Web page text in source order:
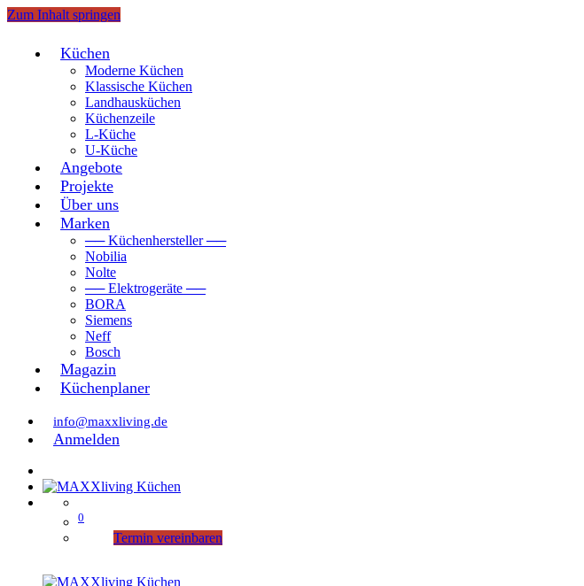
Zum Inhalt springen
Küchen
Moderne Küchen
Klassische Küchen
Landhausküchen
Küchenzeile
L-Küche
U-Küche
Angebote
Projekte
Über uns
Marken
── Küchenhersteller ──
Nobilia
Nolte
── Elektrogeräte ──
BORA
Siemens
Neff
Bosch
Magazin
Küchenplaner
info@maxxliving.de
Anmelden
0
Termin vereinbaren